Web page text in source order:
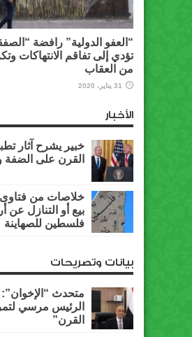
“العفو الدولية” رافضة
تؤدي إلى تفاقم الانتهاكات
من العقاب
31 يناير، 2020
الأخبار
خبير يشرح آثار
القرن على
خلاصات من فتاوى
بيع أو التنازل عن
فلسطين للصهاينة
بيانات وتصريحات
متحدث “الإخوان”:
الرئيس مرسي
القرن”